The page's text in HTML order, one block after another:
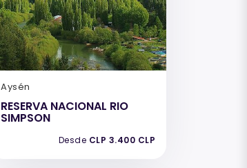
Aysén
RESERVA NACIONAL RIO
SIMPSON
Desde CLP 3.400 CLP